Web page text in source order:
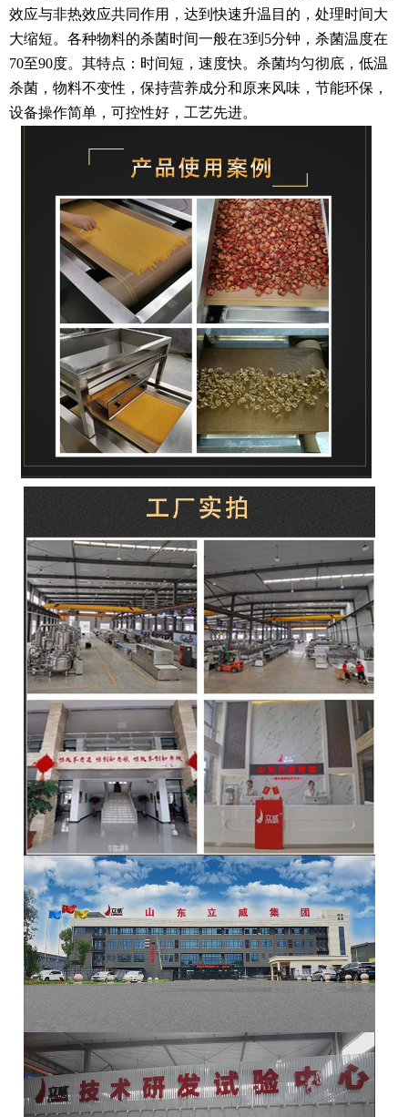
效应与非热效应共同作用，达到快速升温目的，处理时间大
大缩短。各种物料的杀菌时间一般在3到5分钟，杀菌温度在
70至90度。其特点：时间短，速度快。杀菌均匀彻底，低温
杀菌，物料不变性，保持营养成分和原来风味，节能环保，
设备操作简单，可控性好，工艺先进。